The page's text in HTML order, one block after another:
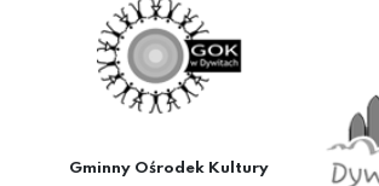
Gminny Ośrodek Kultury